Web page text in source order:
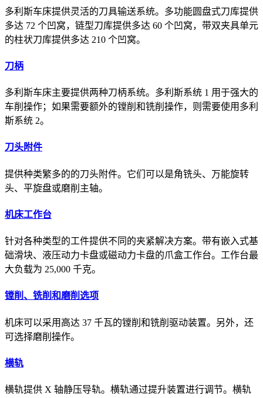
多利斯车床提供灵活的刀具输送系统。多功能圆盘式刀库提供
多达 72 个凹窝，链型刀库提供多达 60 个凹窝，带双夹具单元
的柱状刀库提供多达 210 个凹窝。
刀柄
多利斯车床主要提供两种刀柄系统。多利斯系统 1 用于强大的
车削操作；如果需要额外的镗削和铣削操作，则需要使用多利
斯系统 2。
刀头附件
提供种类繁多的的刀头附件。它们可以是角铣头、万能旋转
头、平旋盘或磨削主轴。
机床工作台
针对各种类型的工件提供不同的夹紧解决方案。带有嵌入式基
础滑块、液压动力卡盘或磁动力卡盘的爪盒工作台。工作台最
大负载为 25,000 千克。
镗削、铣削和磨削选项
机床可以采用高达 37 千瓦的镗削和铣削驱动装置。另外，还
可选择磨削操作。
横轨
横轨提供 X 轴静压导轨。横轨通过提升装置进行调节。横轨